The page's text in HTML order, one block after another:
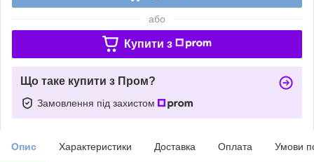
або
Купити з
Що таке купити з Пром?
Замовлення під захистом
Опис Характеристики Доставка Оплата Умови